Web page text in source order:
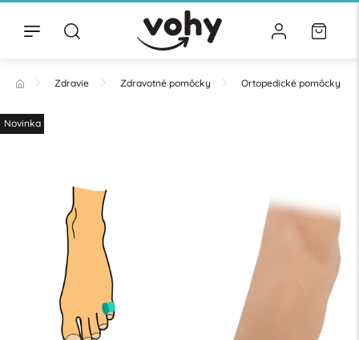
Zdravie Zdravotné pomôcky Ortopedické pomôcky
Novinka